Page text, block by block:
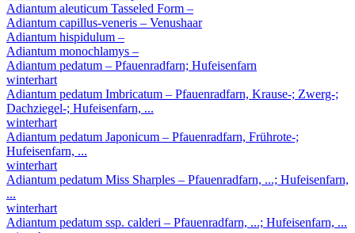
Adiantum aleuticum Tasseled Form –
Adiantum capillus-veneris – Venushaar
Adiantum hispidulum –
Adiantum monochlamys –
Adiantum pedatum – Pfauenradfarn; Hufeisenfarn
winterhart
Adiantum pedatum Imbricatum – Pfauenradfarn, Krause-; Zwerg-;
Dachziegel-; Hufeisenfarn, ...
winterhart
Adiantum pedatum Japonicum – Pfauenradfarn, Frührote-;
Hufeisenfarn, ...
winterhart
Adiantum pedatum Miss Sharples – Pfauenradfarn, ...; Hufeisenfarn,
...
winterhart
Adiantum pedatum ssp. calderi – Pfauenradfarn, ...; Hufeisenfarn, ...